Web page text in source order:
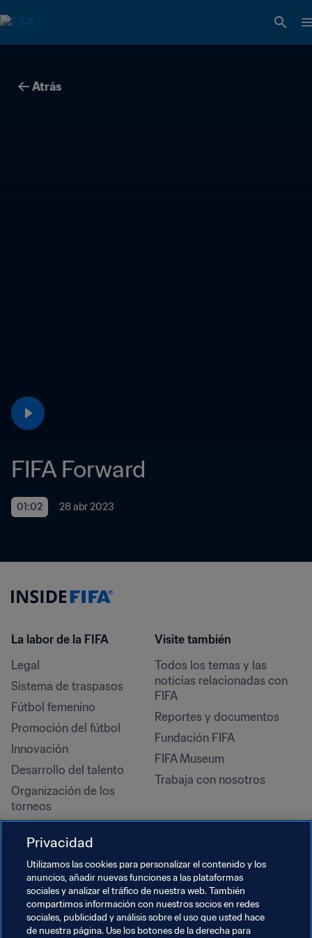
Atrás
FIFA Forward
01:02 28 abr 2023
La labor de la FIFA
Legal
Sistema de traspasos
Fútbol femenino
Promoción del fútbol
Innovación
Desarrollo del talento
Organización de los
torneos
Derechos humanos y lucha
contra la discriminación
Salud y atención médica
Iniciativas educativas
Visite también
Todos los temas y las
noticias relacionadas con
FIFA
Reportes y documentos
Fundación FIFA
FIFA Museum
Trabaja con nosotros
Privacidad
Utilizamos las cookies para personalizar el contenido y los
anuncios, añadir nuevas funciones a las plataformas
sociales y analizar el tráfico de nuestra web. También
compartimos información con nuestros socios en redes
sociales, publicidad y análisis sobre el uso que usted hace
de nuestra página. Use los botones de la derecha para